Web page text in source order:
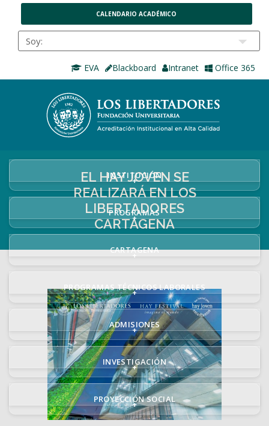
CALENDARIO ACADÉMICO
EVA Blackboard Intranet Office 365
INSTITUCIÓN
+
PROGRAMAS
+
CARTAGENA
+
PROGRAMAS TÉCNICOS LABORALES
+
ADMISIONES
+
INVESTIGACIÓN
+
PROYECCIÓN SOCIAL
+
EL HAY JOVEN SE
REALIZARÁ EN LOS
LIBERTADORES
CARTAGENA